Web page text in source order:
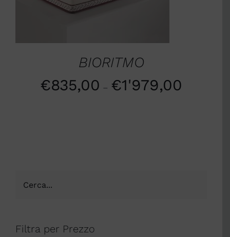
BIORITMO
€835,00 – €1'979,00
Filtra per Prezzo